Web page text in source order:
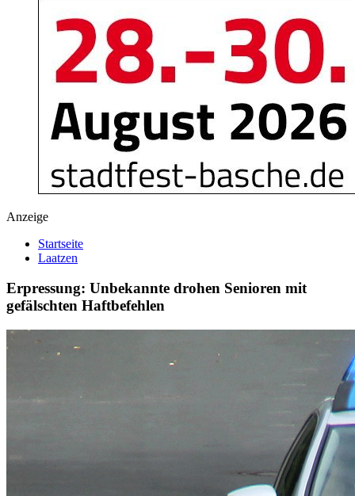
Anzeige
Startseite
Laatzen
Erpressung: Unbekannte drohen Senioren mit
gefälschten Haftbefehlen